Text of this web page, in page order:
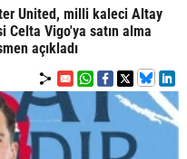
United, milli kaleci Altay
Celta Vigo'ya satın alma
açıkladı